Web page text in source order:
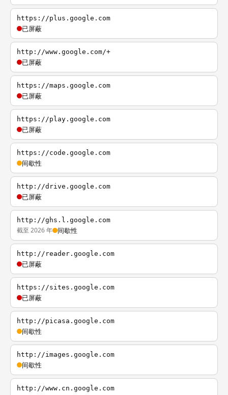
https://plus.google.com
已屏蔽
http://www.google.com/+
已屏蔽
https://maps.google.com
已屏蔽
https://play.google.com
已屏蔽
https://code.google.com
间歇性
http://drive.google.com
已屏蔽
http://ghs.l.google.com
截至 2026 年 间歇性
http://reader.google.com
已屏蔽
https://sites.google.com
已屏蔽
http://picasa.google.com
间歇性
http://images.google.com
间歇性
http://www.cn.google.com